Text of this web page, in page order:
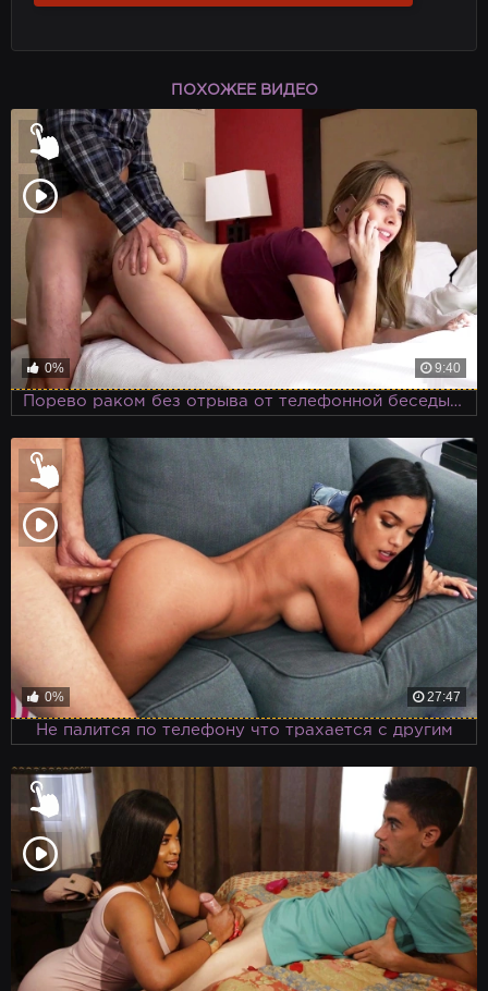
ПОХОЖЕЕ ВИДЕО
0% 9:40
Порево раком без отрыва от телефонной беседы – так может не каждая
0% 27:47
Не палится по телефону что трахается с другим